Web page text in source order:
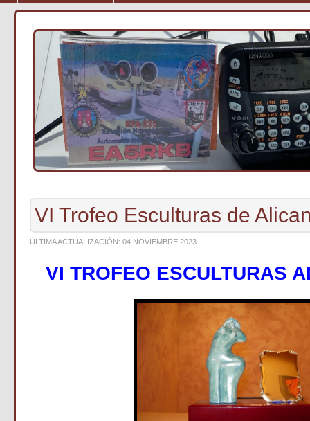
VI Trofeo Esculturas de
ÚLTIMA ACTUALIZACIÓN: 04 NOVIEMBRE 2023
VI TROFEO ESCULTURAS